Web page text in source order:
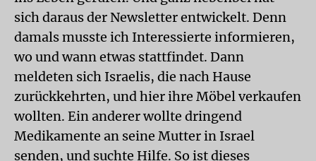
sich daraus der Newsletter entwickelt. Denn
damals musste ich Interessierte informieren,
wo und wann etwas stattfindet. Dann
meldeten sich Israelis, die nach Hause
zurückkehrten, und hier ihre Möbel verkaufen
wollten. Ein anderer wollte dringend
Medikamente an seine Mutter in Israel
senden, und suchte Hilfe. So ist dieses